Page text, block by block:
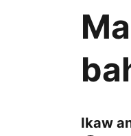
Ikaw